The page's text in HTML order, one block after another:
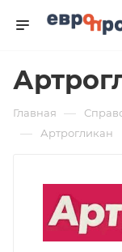
Главная —
— Артрогликан